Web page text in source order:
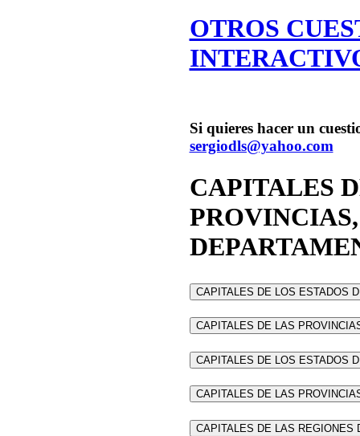
OTROS
Si quieres hacer un
sergiodls@yahoo.com
CAPITALES
CAPITALES DE LOS ESTADOS
CAPITALES DE LAS
CAPITALES DE LOS ESTADOS
CAPITALES DE LAS
CAPITALES DE LAS REGIONES